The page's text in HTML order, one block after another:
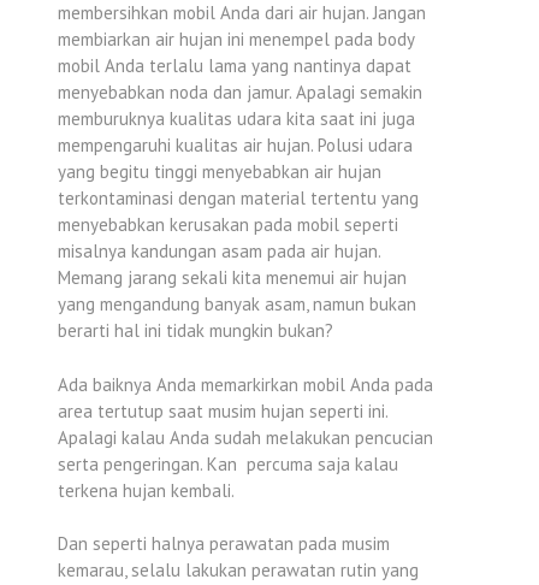
membersihkan mobil Anda dari air hujan. Jangan
membiarkan air hujan ini menempel pada body
mobil Anda terlalu lama yang nantinya dapat
menyebabkan noda dan jamur. Apalagi semakin
memburuknya kualitas udara kita saat ini juga
mempengaruhi kualitas air hujan. Polusi udara
yang begitu tinggi menyebabkan air hujan
terkontaminasi dengan material tertentu yang
menyebabkan kerusakan pada mobil seperti
misalnya kandungan asam pada air hujan.
Memang jarang sekali kita menemui air hujan
yang mengandung banyak asam, namun bukan
berarti hal ini tidak mungkin bukan?
Ada baiknya Anda memarkirkan mobil Anda pada
area tertutup saat musim hujan seperti ini.
Apalagi kalau Anda sudah melakukan pencucian
serta pengeringan. Kan percuma saja kalau
terkena hujan kembali.
Dan seperti halnya perawatan pada musim
kemarau, selalu lakukan perawatan rutin yang